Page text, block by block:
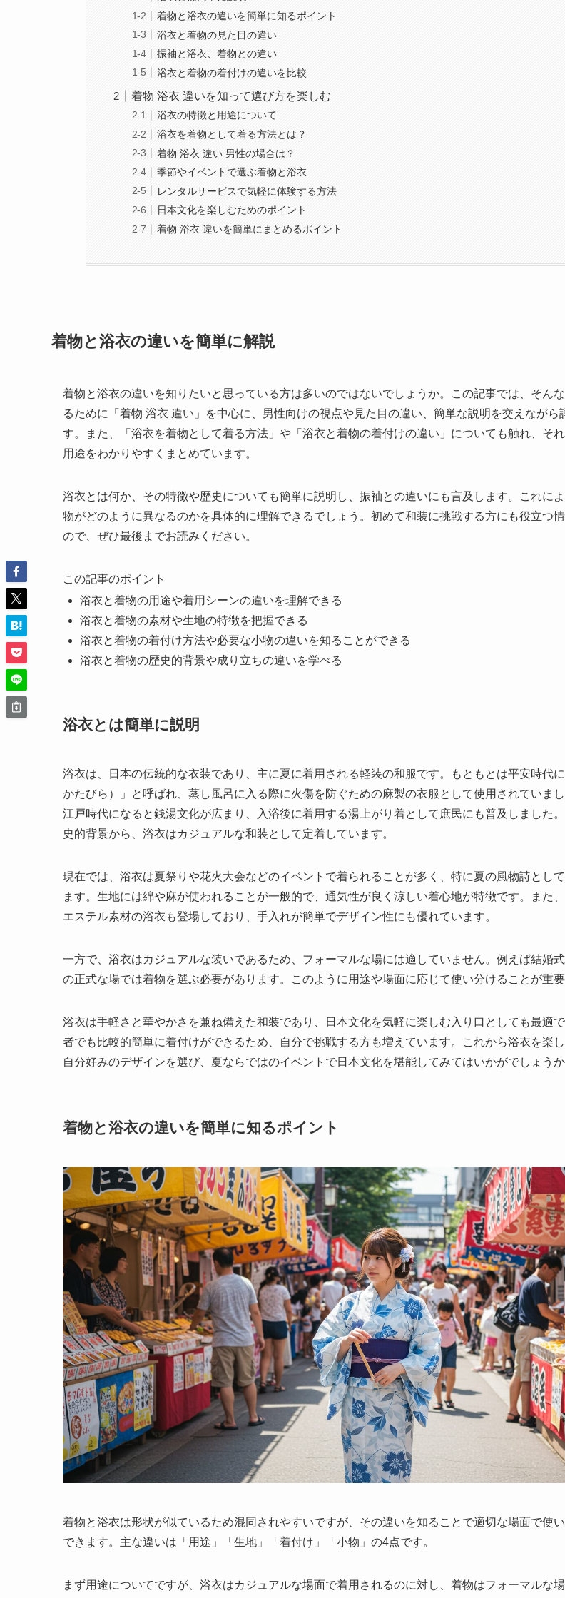
着物と浴衣の違いを簡単に知るポイント
浴衣と着物の見た目の違い
振袖と浴衣、着物との違い
浴衣と着物の着付けの違いを比較
着物 浴衣 違いを知って選び方を楽しむ
浴衣の特徴と用途について
浴衣を着物として着る方法とは？
着物 浴衣 違い 男性の場合は？
季節やイベントで選ぶ着物と浴衣
レンタルサービスで気軽に体験する方法
日本文化を楽しむためのポイント
着物 浴衣 違いを簡単にまとめるポイント
着物と浴衣の違いを簡単に解説
着物と浴衣の違いを知りたいと思っている方は多いのではないでしょうか。この記事では、そん
るために「着物 浴衣 違い」を中心に、男性向けの視点や見た目の違い、簡単な説明を交えながら
す。また、「浴衣を着物として着る方法」や「浴衣と着物の着付けの違い」についても触れ、そ
用途をわかりやすくまとめています。
浴衣とは何か、その特徴や歴史についても簡単に説明し、振袖との違いにも言及します。これに
物がどのように異なるのかを具体的に理解できるでしょう。初めて和装に挑戦する方にも役立つ
ので、ぜひ最後までお読みください。
この記事のポイント
浴衣と着物の用途や着用シーンの違いを理解できる
浴衣と着物の素材や生地の特徴を把握できる
浴衣と着物の着付け方法や必要な小物の違いを知ることができる
浴衣と着物の歴史的背景や成り立ちの違いを学べる
浴衣とは簡単に説明
浴衣は、日本の伝統的な衣装であり、主に夏に着用される軽装の和服です。もともとは平安時代
かたびら）」と呼ばれ、蒸し風呂に入る際に火傷を防ぐための麻製の衣服として使用されていまし
江戸時代になると銭湯文化が広まり、入浴後に着用する湯上がり着として庶民にも普及しました
史的背景から、浴衣はカジュアルな和装として定着しています。
現在では、浴衣は夏祭りや花火大会などのイベントで着られることが多く、特に夏の風物詩とし
ます。生地には綿や麻が使われることが一般的で、通気性が良く涼しい着心地が特徴です。また
エステル素材の浴衣も登場しており、手入れが簡単でデザイン性にも優れています。
一方で、浴衣はカジュアルな装いであるため、フォーマルな場には適していません。例えば結婚
の正式な場では着物を選ぶ必要があります。このように用途や場面に応じて使い分けることが重要
浴衣は手軽さと華やかさを兼ね備えた和装であり、日本文化を気軽に楽しむ入り口としても最適
者でも比較的簡単に着付けができるため、自分で挑戦する方も増えています。これから浴衣を楽し
自分好みのデザインを選び、夏ならではのイベントで日本文化を堪能してみてはいかがでしょうか
着物と浴衣の違いを簡単に知るポイント
着物と浴衣は形状が似ているため混同されやすいですが、その違いを知ることで適切な場面で使
できます。主な違いは「用途」「生地」「着付け」「小物」の4点です。
まず用途についてですが、浴衣はカジュアルな場面で着用されるのに対し、着物はフォーマルな